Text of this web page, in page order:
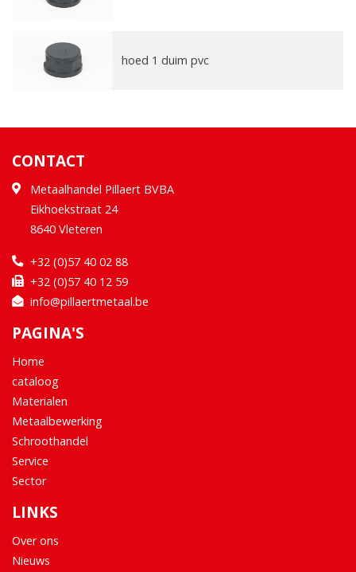
hoed 1 duim pvc
CONTACT
Metaalhandel Pillaert BVBA
Eikhoekstraat 24
8640 Vleteren
+32 (0)57 40 02 88
+32 (0)57 40 12 59
info@pillaertmetaal.be
PAGINA'S
Home
cataloog
Materialen
Metaalbewerking
Schroothandel
Service
Sector
LINKS
Over ons
Nieuws